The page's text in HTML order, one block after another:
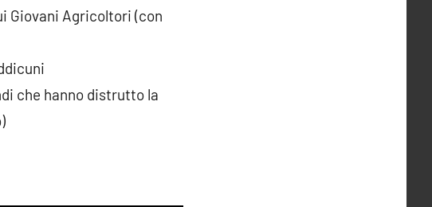
Giovani Agricoltori (con
che hanno distrutto la